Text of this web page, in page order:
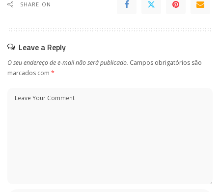
SHARE ON
Leave a Reply
O seu endereço de e-mail não será publicado. Campos obrigatórios são
marcados com *